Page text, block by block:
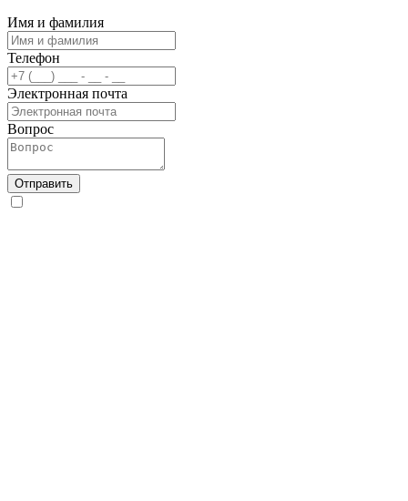
Имя и фамилия
Телефон
Электронная почта
Вопрос
Отправить